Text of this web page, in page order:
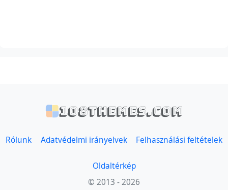
108themes.com
Rólunk Adatvédelmi irányelvek Felhasználási feltételek
Oldaltérkép
© 2013 - 2026